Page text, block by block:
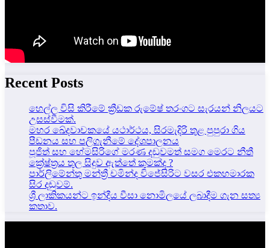
Recent Posts
හෙල්ල විසි කිරීමේ ක්‍රීඩක රුමේෂ් තරංගට සැරයන් නිලයට
උසස්වීමක්.
මහර ඛේදවාචකයේ යථාර්ථය, සිරමැදිරි තුළ පුපුරා ගිය
පීඩනය සහ පලිගැනීමේ දේශපාලනය
පූජිත් සහ හේමසිරිගේ මරණ දඩුවමත් සමග මෙරට නීතී
ක්‍රේෂ්ත්‍රය තුල සිදුව ඇත්තේ කුමක්ද ?
පාර්ලිමේන්තු මන්ත්‍රී චමින්ද විජේසිරිට වසර එකහමාරක
සිර දඬුවම්.
ශ්‍රී ලාකිකයන්ට ඉන්දීය වීසා නොමිලයේ ලබාදීම ගැන සත්‍ය
කතාව.